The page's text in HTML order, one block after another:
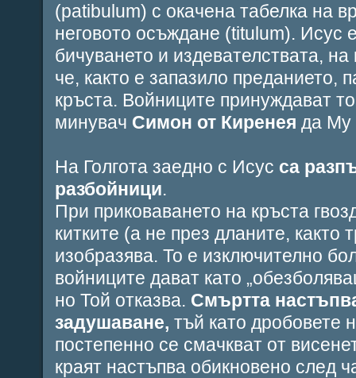
(patibulum) с окачена табелка на
неговото осъждане (titulum). Исус
бичуването и издевателствата,
че, както е запазило преданието,
кръста. Войниците принуждават
минувач Симон от Киренея да Му
На Голгота заедно с Исус са
разбойници.
При приковаването на кръста
китките (а не през дланите, както
изобразява. То е изключително
войниците дават като
но Той отказва. Смъртта
задушаване, тъй като дробовете
постепенно се смачкват от
краят настъпва обикновено след